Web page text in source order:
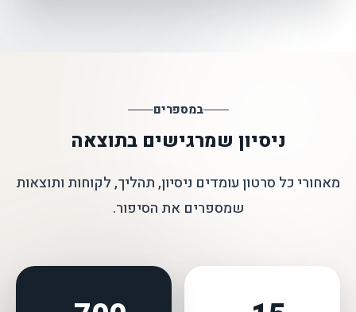
במספרים
ניסיון שמרגישים בתוצאה
מאחורי כל סרטון עומדים ניסיון, תהליך, לקוחות ותוצאות
שמספרים את הסיפור.